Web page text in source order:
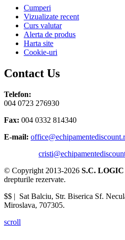
Cumperi
Vizualizate recent
Curs valutar
Alerta de produs
Harta site
Cookie-uri
Contact Us
Telefon:
004 0723 276930
Fax: 004 0332 814340
E-mail:
© Copyright 2013-2026 S.C.
drepturile rezervate.
$$ | Sat Balciu, Str. Biserica Sf.
Miroslava, 707305.
scroll